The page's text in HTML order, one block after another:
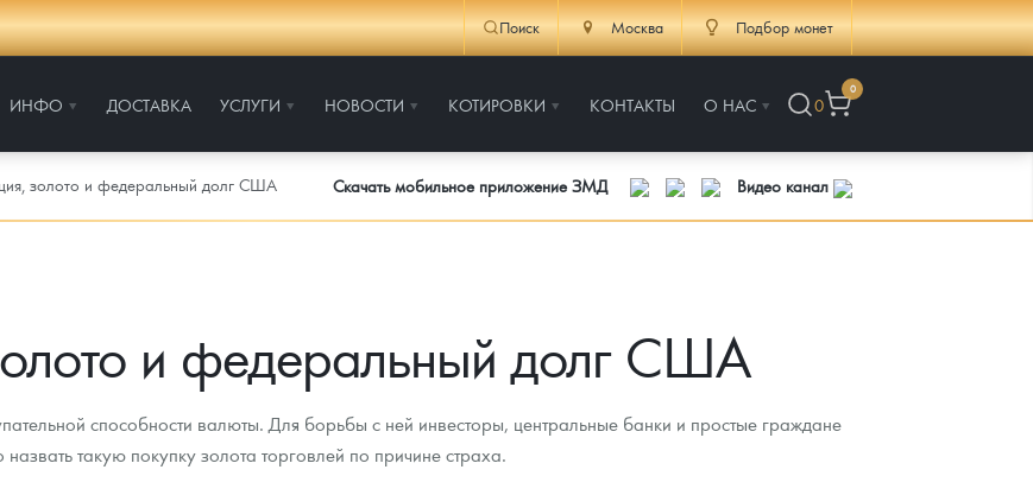
Поиск Москва Подбор монет
ИНФО ДОСТАВКА УСЛУГИ НОВОСТИ КОТИРОВКИ КОНТАКТЫ О НАС 0
0
золото и федеральный долг США Скачать мобильное приложение ЗМД Видео канал
и федеральный долг США
способности валюты. Для борьбы с ней инвесторы, центральные банки и простые граждане
такую покупку золота торговлей по причине страха.